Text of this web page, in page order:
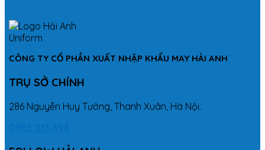
CÔNG TY CỔ PHẦN XUẤT NHẬP KHẨU MAY HẢI ANH
TRỤ SỞ CHÍNH
286 Nguyễn Huy Tưởng, Thanh Xuân, Hà Nội.